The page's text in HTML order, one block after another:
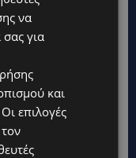
εκδήλωση για
– «Ασέβεια προς
υπογραφές κατά
από το
να
για
και
επιλογές